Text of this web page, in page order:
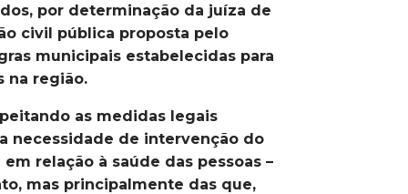
por determinação da juíza de
civil pública proposta pelo
municipais estabelecidas para
na região.
as medidas legais
necessidade de intervenção do
relação à saúde das pessoas –
mas principalmente das que,